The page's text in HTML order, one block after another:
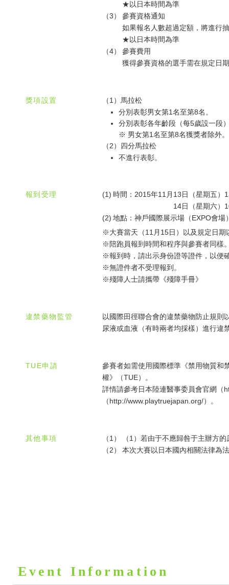
★以日本時間為準
（3）
參賽資格通知
如果報名人數超過定額，將進行
★以日本時間為準
（4）
參賽費用
獲得參賽資格的選手需在規定日
獎項設置
（1）馬拉松
分別表彰男女第1名至第8名。
分別表彰各年齡段（每5歲設一段
※ 男女第1名至第8名獲獎者除外。
（2）四分馬拉松
不進行表彰。
報到受理 (1) 時間：2015年11月13日（星期五）
14日（星期六）
(2) 地點：神戶國際展示場（EXPO會場
※大賽當天（11月15日）以及規定日期
※陪跑員報到時間和程序與參賽者同樣
※報到時，請出示身份證等證件，以便
※無證件者不受理報到。
※殘障人士請攜帶《殘障手冊》
違禁藥物監管
以國際田徑聯合會的違禁藥物防止規則
尿液或血液（有時兩者均採樣）進行違
TUE申請
參賽者如需使用國際標準《禁用物質和
權》（TUE）。
詳情請參考日本陸連醫事委員會官網（
（http://www.playtruejapan.org/）。
其他事項 （1）
（1）若由于不應歸咎于主辦方
（2）
本次大賽以日本國內相關法律為
Event Information